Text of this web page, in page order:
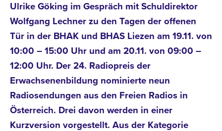
Ulrike Göking im Gespräch mit Schuldirektor
Wolfgang Lechner zu den Tagen der offenen
Tür in der BHAK und BHAS Liezen am 19.11. von
10:00 – 15:00 Uhr und am 20.11. von 09:00 –
12:00 Uhr. Der 24. Radiopreis der
Erwachsenenbildung nominierte neun
Radiosendungen aus den Freien Radios in
Österreich. Drei davon werden in einer
Kurzversion vorgestellt. Aus der Kategorie